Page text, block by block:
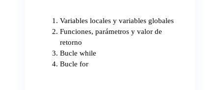
Variables locales y variables globales
Funciones, parámetros y valor de
retorno
Bucle while
Bucle for